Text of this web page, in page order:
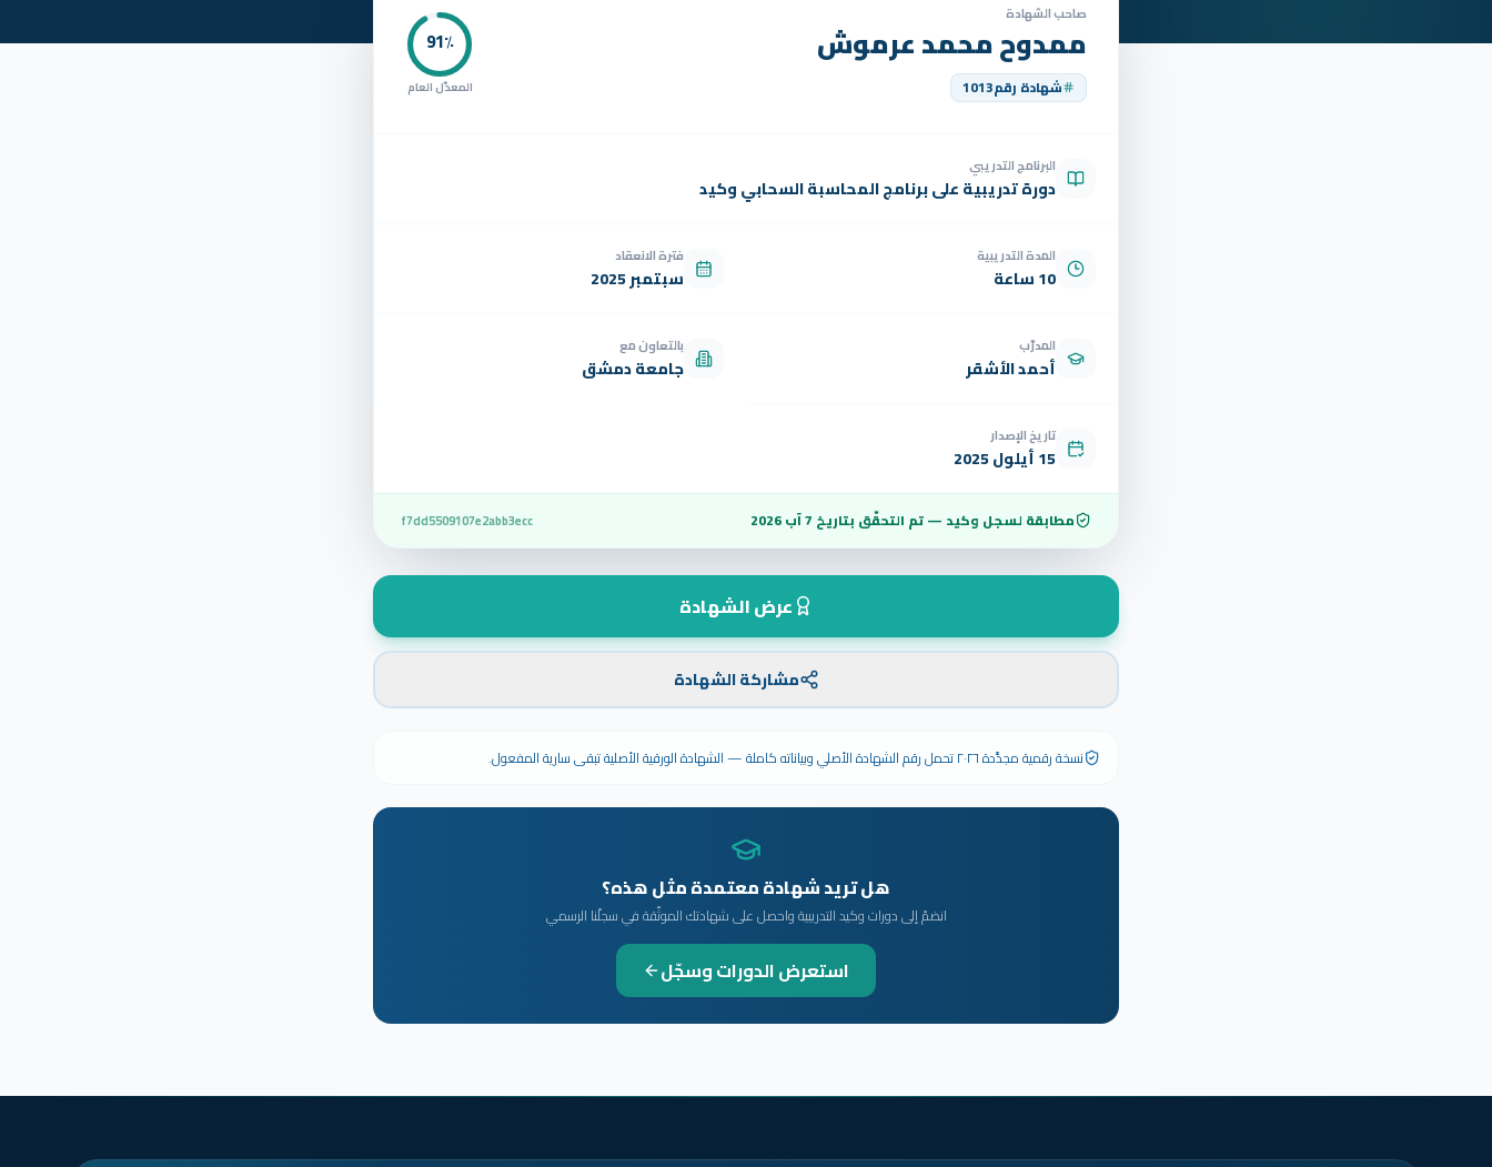
صاحب الشهادة
ممدوح محمد عرموش
شهادة رقم1013
91٪
المعدّل العام
البرنامج التدريبي
دورة تدريبية على برنامج المحاسبة السحابي وكيد
المدة التدريبية
10 ساعة
فترة الانعقاد
سبتمبر 2025
المدرّب
أحمد الأشقر
بالتعاون مع
جامعة دمشق
تاريخ الإصدار
15 أيلول 2025
مطابقة لسجل وكيد — تم التحقّق بتاريخ 7 آب 2026 f7dd5509107e2abb3ecc
عرض الشهادة
مشاركة الشهادة
نسخة رقمية مجدَّدة ٢٠٢٦ تحمل رقم الشهادة الأصلي وبياناته كاملة — الشهادة الورقية الأصلية تبقى سارية المفعول.
هل تريد شهادة معتمدة مثل هذه؟
انضمّ إلى دورات وكيد التدريبية واحصل على شهادتك الموثّقة في سجلّنا الرسمي
استعرض الدورات وسجّل